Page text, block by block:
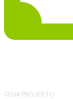
CENA PROJEKTU